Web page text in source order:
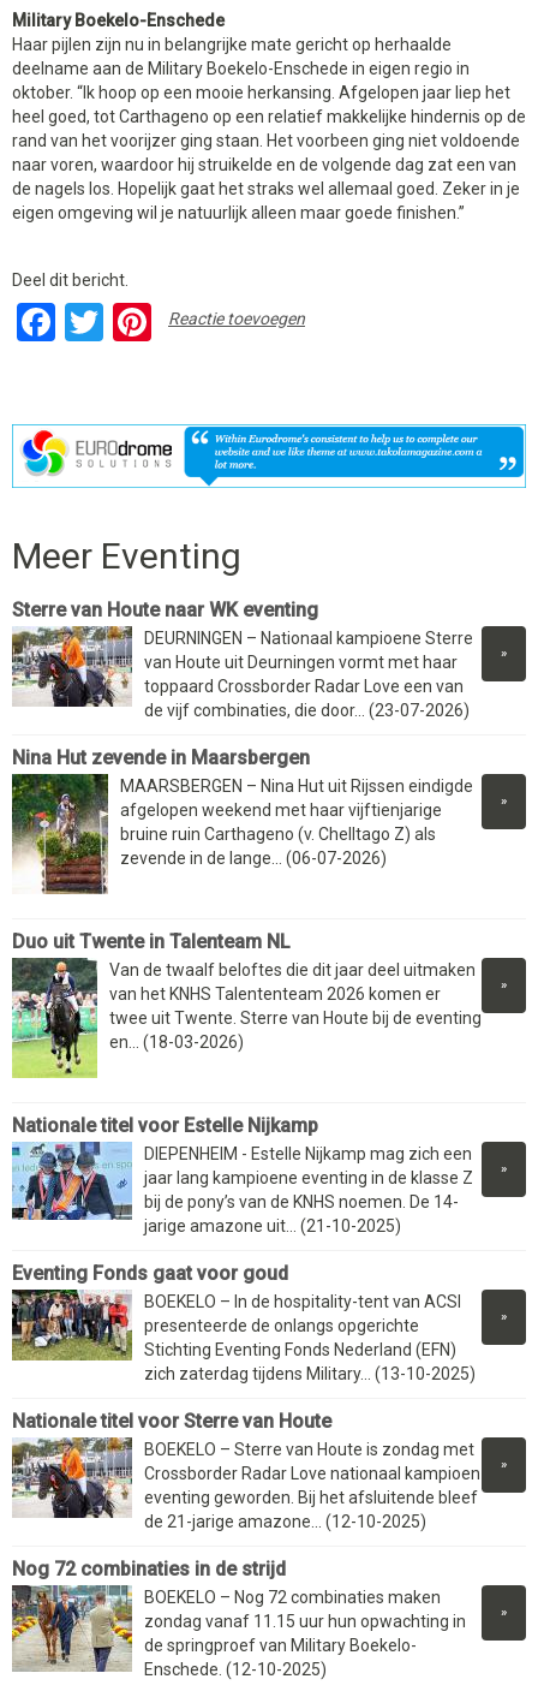
Military Boekelo-Enschede
Haar pijlen zijn nu in belangrijke mate gericht op herhaalde
deelname aan de Military Boekelo-Enschede in eigen regio in
oktober. “Ik hoop op een mooie herkansing. Afgelopen jaar liep het
heel goed, tot Carthageno op een relatief makkelijke hindernis op de
rand van het voorijzer ging staan. Het voorbeen ging niet voldoende
naar voren, waardoor hij struikelde en de volgende dag zat een van
de nagels los. Hopelijk gaat het straks wel allemaal goed. Zeker in je
eigen omgeving wil je natuurlijk alleen maar goede finishen.”
Deel dit bericht.
Facebook
TwitterPinterest
Reactie toevoegen
Meer Eventing
Sterre van Houte naar WK eventing
»
DEURNINGEN – Nationaal kampioene Sterre
van Houte uit Deurningen vormt met haar
toppaard Crossborder Radar Love een van
de vijf combinaties, die door... (23-07-2026)
Nina Hut zevende in Maarsbergen
»
MAARSBERGEN – Nina Hut uit Rijssen eindigde
afgelopen weekend met haar vijftienjarige
bruine ruin Carthageno (v. Chelltago Z) als
zevende in de lange... (06-07-2026)
Duo uit Twente in Talenteam NL
»
Van de twaalf beloftes die dit jaar deel uitmaken
van het KNHS Talententeam 2026 komen er
twee uit Twente. Sterre van Houte bij de eventing
en... (18-03-2026)
Nationale titel voor Estelle Nijkamp
»
DIEPENHEIM - Estelle Nijkamp mag zich een
jaar lang kampioene eventing in de klasse Z
bij de pony’s van de KNHS noemen. De 14-
jarige amazone uit... (21-10-2025)
Eventing Fonds gaat voor goud
»
BOEKELO – In de hospitality-tent van ACSI
presenteerde de onlangs opgerichte
Stichting Eventing Fonds Nederland (EFN)
zich zaterdag tijdens Military... (13-10-2025)
Nationale titel voor Sterre van Houte
»
BOEKELO – Sterre van Houte is zondag met
Crossborder Radar Love nationaal kampioen
eventing geworden. Bij het afsluitende bleef
de 21-jarige amazone... (12-10-2025)
Nog 72 combinaties in de strijd
»
BOEKELO – Nog 72 combinaties maken
zondag vanaf 11.15 uur hun opwachting in
de springproef van Military Boekelo-
Enschede. (12-10-2025)